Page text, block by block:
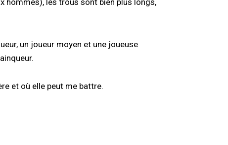
un joueur moyen et une joueuse
et où elle peut me battre.